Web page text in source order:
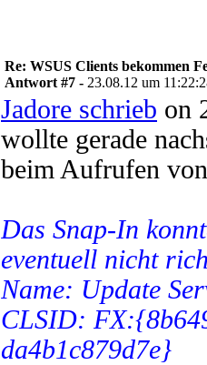
Re: WSUS Clients bekommen
Antwort #7 - 23.08.12 um
Jadore schrieb on
wollte gerade
beim Aufrufen
Das Snap-In
eventuell nicht
Name: Update
CLSID:
da4b1c879d7e}